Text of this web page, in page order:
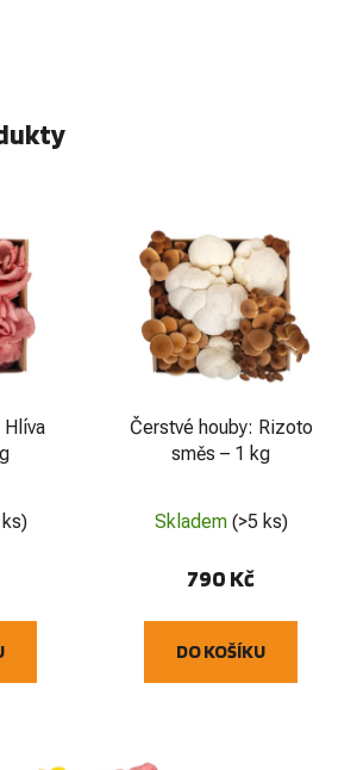
Čerstvé houby: Rizoto
směs – 1 kg
Skladem (>5 ks)
790 Kč
DO KOŠÍKU